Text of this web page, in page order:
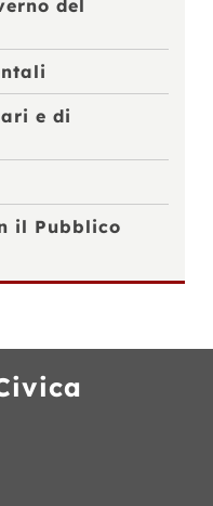
del
e di
il Pubblico